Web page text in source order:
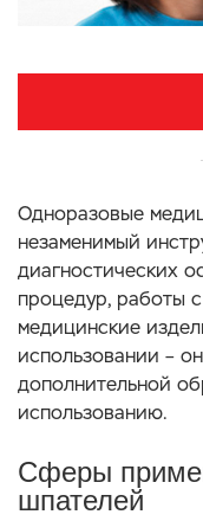
Одноразовые
незаменимый
диагностических
процедур, работы
медицинские
использовании –
дополнительной
использованию.
Сферы
шпателей